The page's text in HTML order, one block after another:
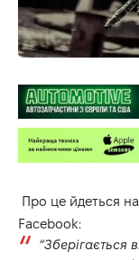
Про це йдеться
Facebook:
“Зберігається